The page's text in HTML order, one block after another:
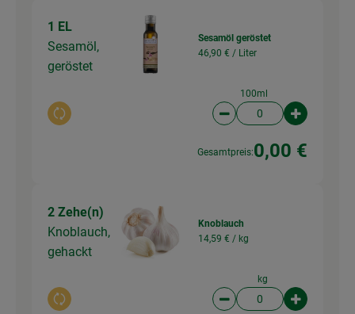
1 EL
Sesamöl,
geröstet
Auswahl ändern
Sesamöl geröstet
46,90 € / Liter
100ml
Artikelanzahl
Gesamtpreis:0,00 €
2 Zehe(n)
Knoblauch,
gehackt
Auswahl ändern
Knoblauch
14,59 € / kg
kg
Artikelanzahl